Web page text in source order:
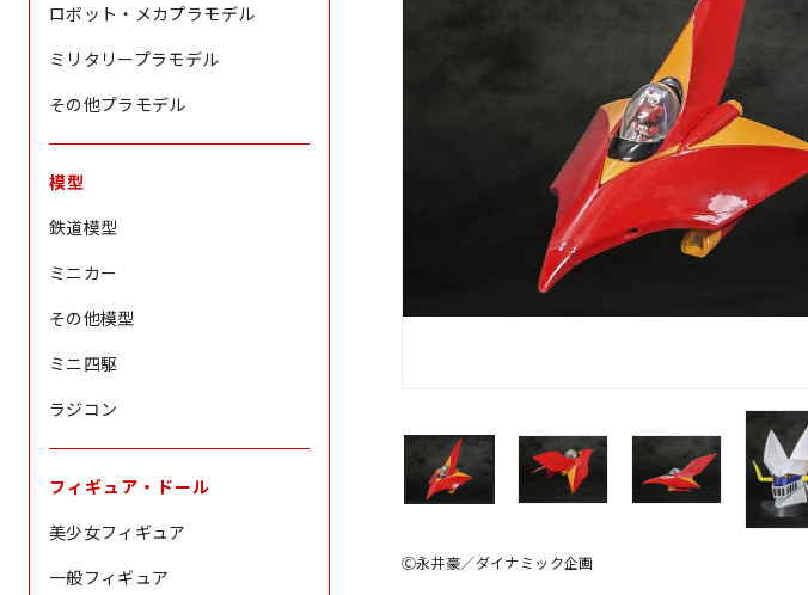
ロボット・メカプラモデル
ミリタリープラモデル
その他プラモデル
模型
鉄道模型
ミニカー
その他模型
ミニ四駆
ラジコン
フィギュア・ドール
美少女フィギュア
一般フィギュア
Ⓒ永井豪／ダイナミック企画